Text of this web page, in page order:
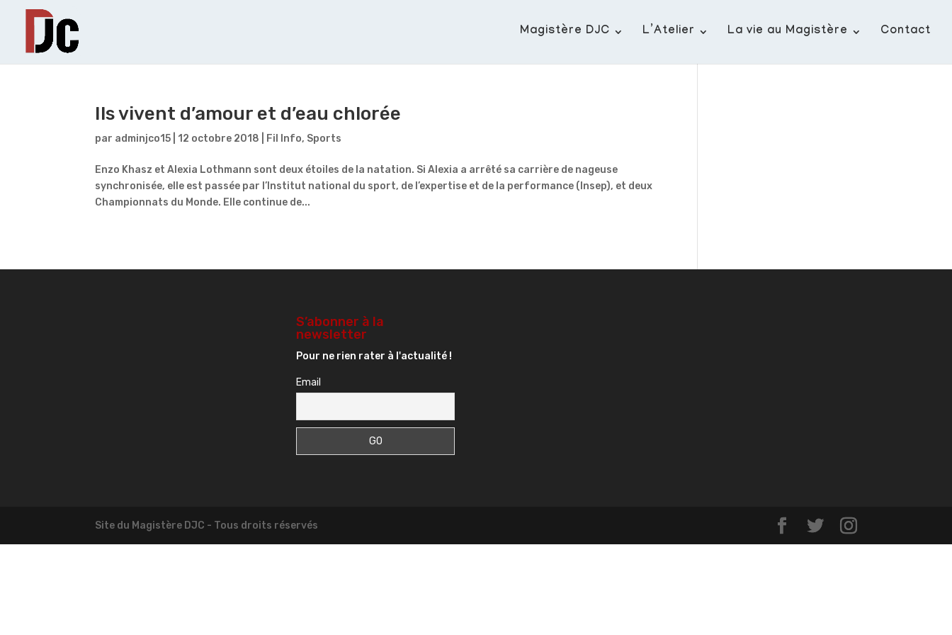
Magistère DJC L’Atelier La vie au Magistère Contact
Ils vivent d’amour et d’eau chlorée
par adminjco15 12 octobre 2018 Fil Info, Sports
Enzo Khasz et Alexia Lothmann sont deux étoiles de la natation. Si Alexia a arrêté sa carrière de nageuse
synchronisée, elle est passée par l’Institut national du sport, de l’expertise et de la performance (Insep), et deux
Championnats du Monde. Elle continue de...
S’abonner à la
newsletter
Pour ne rien rater à l'actualité !
Email
Site du Magistère DJC - Tous droits réservés